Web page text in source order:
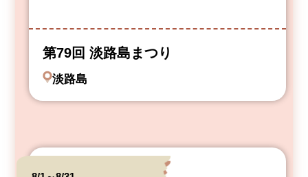
第79回 淡路島まつり
淡路島